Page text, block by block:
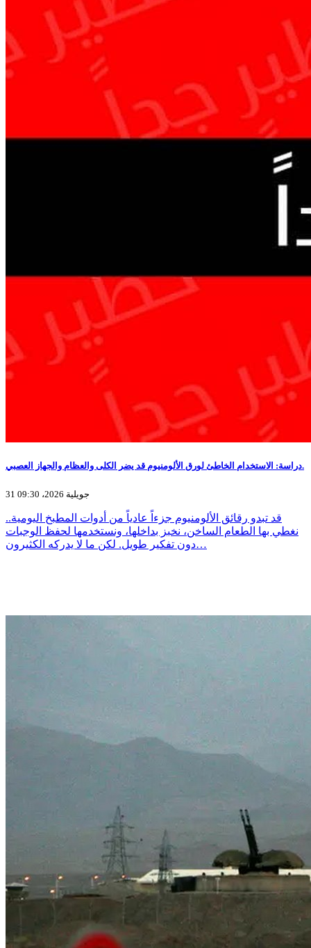
دراسة: الاستخدام الخاطئ لورق الألومنيوم قد يضر الكلى والعظام والجهاز العصبي.
31 جويلية 2026، 09:30
قد تبدو رقائق الألومنيوم جزءاً عادياً من أدوات المطبخ اليومية..
نغطي بها الطعام الساخن، نخبز بداخلها، ونستخدمها لحفظ الوجبات
دون تفكير طويل. لكن ما لا يدركه الكثيرون…